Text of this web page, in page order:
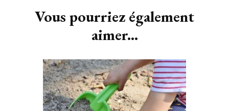
Vous pourriez également
aimer...